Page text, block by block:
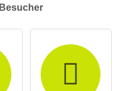
Besucher